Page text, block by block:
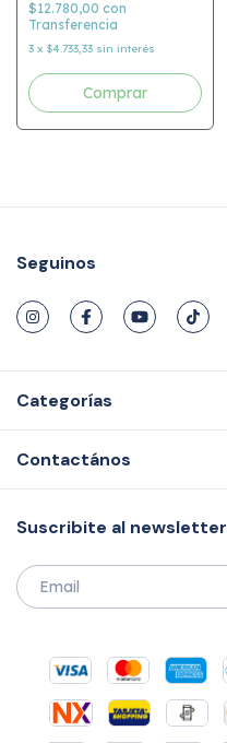
$12.780,00 con
Transferencia
3 x $4.733,33 sin interés
Seguinos
Categorías
Contactános
Suscribite al newsletter